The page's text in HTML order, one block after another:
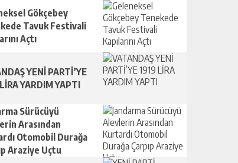
Gökçebey
Tavuk Festivali
Açtı
YENİ PARTİ’YE
YARDIM YAPTI
Sürücüyü
Arasından
Otomobil Durağa
Araziye Uçtu